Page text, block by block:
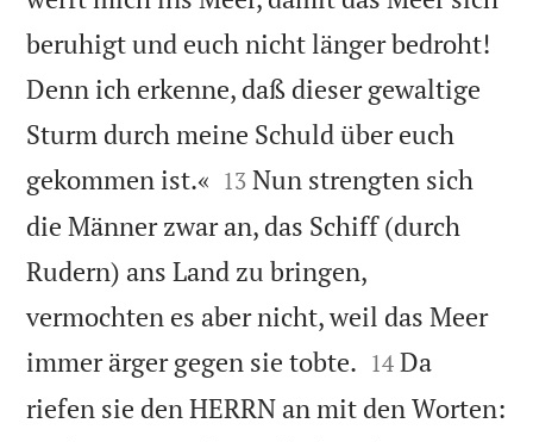
beruhigt und euch nicht länger bedroht!
Denn ich erkenne, daß dieser gewaltige
Sturm durch meine Schuld über euch
gekommen ist.« 

13 Nun strengten sich
die Männer zwar an, das Schiff (durch
Rudern) ans Land zu bringen,
vermochten es aber nicht, weil das Meer
immer ärger gegen sie tobte. 

14 Da
riefen sie den HERRN an mit den Worten: